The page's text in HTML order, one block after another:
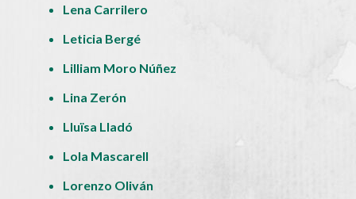
Lena Carrilero
Leticia Bergé
Lilliam Moro Núñez
Lina Zerón
Lluïsa Lladó
Lola Mascarell
Lorenzo Oliván